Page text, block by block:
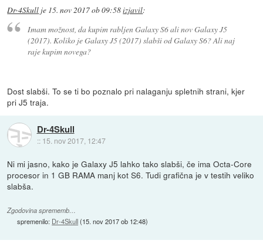
Dr-4Skull je 15. nov 2017 ob 09:58izjavil:
Imam možnost, da kupim rabljen Galaxy S6 ali nov Galaxy J5
(2017). Koliko je Galaxy J5 (2017) slabši od Galaxy S6? Ali naj
raje kupim novega?
Dost slabši. To se ti bo poznalo pri nalaganju spletnih strani, kjer
pri J5 traja.
Dr-4Skull
:: 15. nov 2017, 12:47
Ni mi jasno, kako je Galaxy J5 lahko tako slabši, če ima Octa-Core
procesor in 1 GB RAMA manj kot S6. Tudi grafična je v testih veliko
slabša.
Zgodovina sprememb…
spremenilo: Dr-4Skull(15. nov 2017 ob 12:48)